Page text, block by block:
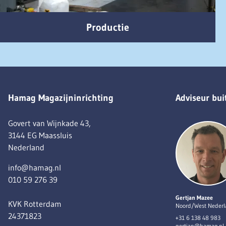
Productie
Hamag Magazijninrichting
Govert van Wijnkade 43,
3144 EG Maassluis
Nederland
info@hamag.nl
010 59 276 39
KVK Rotterdam
24371823
Adviseur
Gertjan Mazee
Noord/West
+31 6 138 48 983